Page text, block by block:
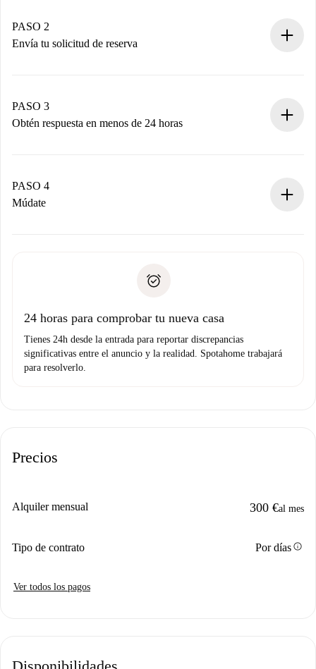
Tienes toda la información necesaria por adelantado.
PASO 2
Envía tu solicitud de reserva
propietario acepte.
PASO 3
Obtén respuesta en menos de 24 horas
contacto con el propietario.
Si es rechazada: No te haremos ningún cargo y te
Prueba de solvencia
PASO 4
Múdate
no nos comunicas ningún problema.
24 horas para comprobar tu nueva casa
Tienes 24h desde la entrada para reportar discrepancias
significativas entre el anuncio y la realidad. Spotahome trabajará
para resolverlo.
Precios
Alquiler mensual 300 €al mes
Tipo de contrato Por díasinfo
Ver todos los pagos